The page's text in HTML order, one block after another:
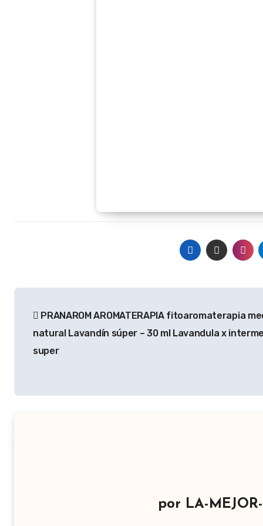
de
entradas
PRANAROM AROMATERAPIA fitoaromaterapia
natural Lavandín súper – 30 ml Lavandula x
super
por LA-